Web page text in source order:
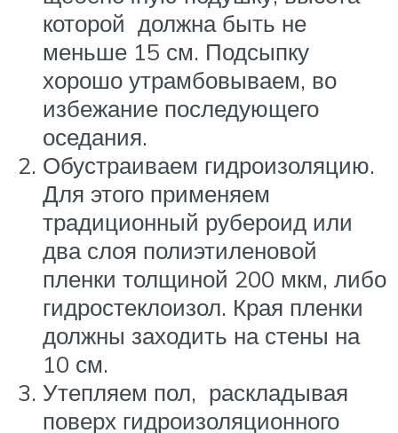
которой должна быть не
меньше 15 см. Подсыпку
хорошо утрамбовываем, во
избежание последующего
оседания.
Обустраиваем гидроизоляцию.
Для этого применяем
традиционный рубероид или
два слоя полиэтиленовой
пленки толщиной 200 мкм, либо
гидростеклоизол. Края пленки
должны заходить на стены на
10 см.
Утепляем пол, раскладывая
поверх гидроизоляционного